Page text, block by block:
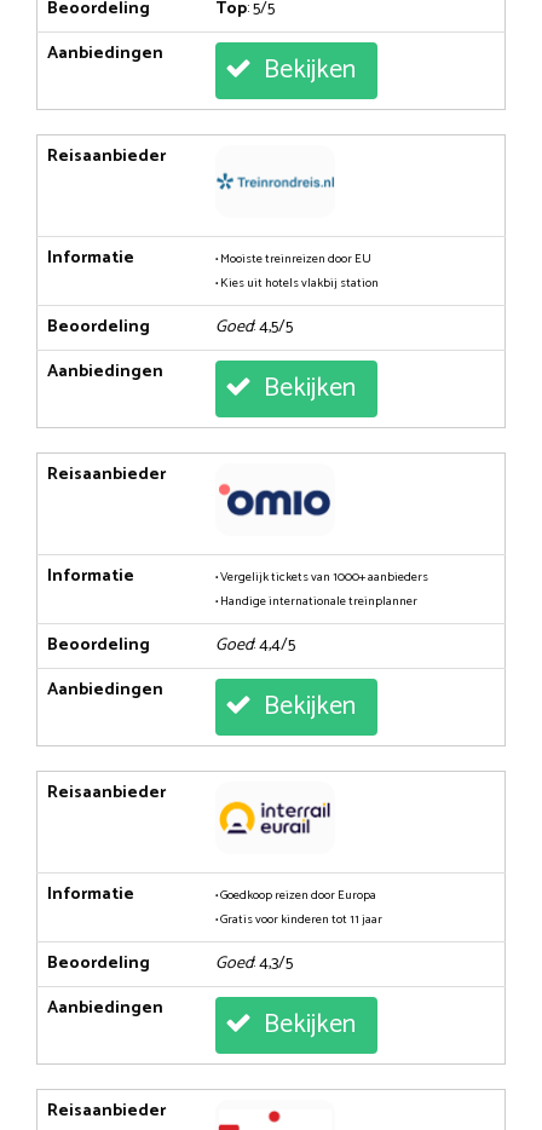
Beoordeling Top: 5/5
Aanbiedingen
Bekijken
Reisaanbieder
Informatie
• Mooiste treinreizen door EU
• Kies uit hotels vlakbij station
Beoordeling Goed: 4,5/5
Aanbiedingen
Bekijken
Reisaanbieder
Informatie
• Vergelijk tickets van 1000+ aanbieders
• Handige internationale treinplanner
Beoordeling Goed: 4,4/5
Aanbiedingen
Bekijken
Reisaanbieder
Informatie
• Goedkoop reizen door Europa
• Gratis voor kinderen tot 11 jaar
Beoordeling Goed: 4,3/5
Aanbiedingen
Bekijken
Reisaanbieder